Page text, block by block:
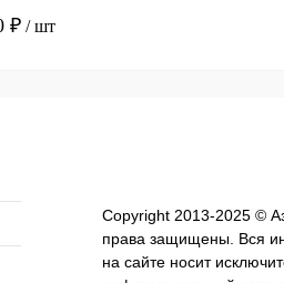
₽ / шт
Copyright 2013-2025 ©
права защищены. Вся
на сайте носит